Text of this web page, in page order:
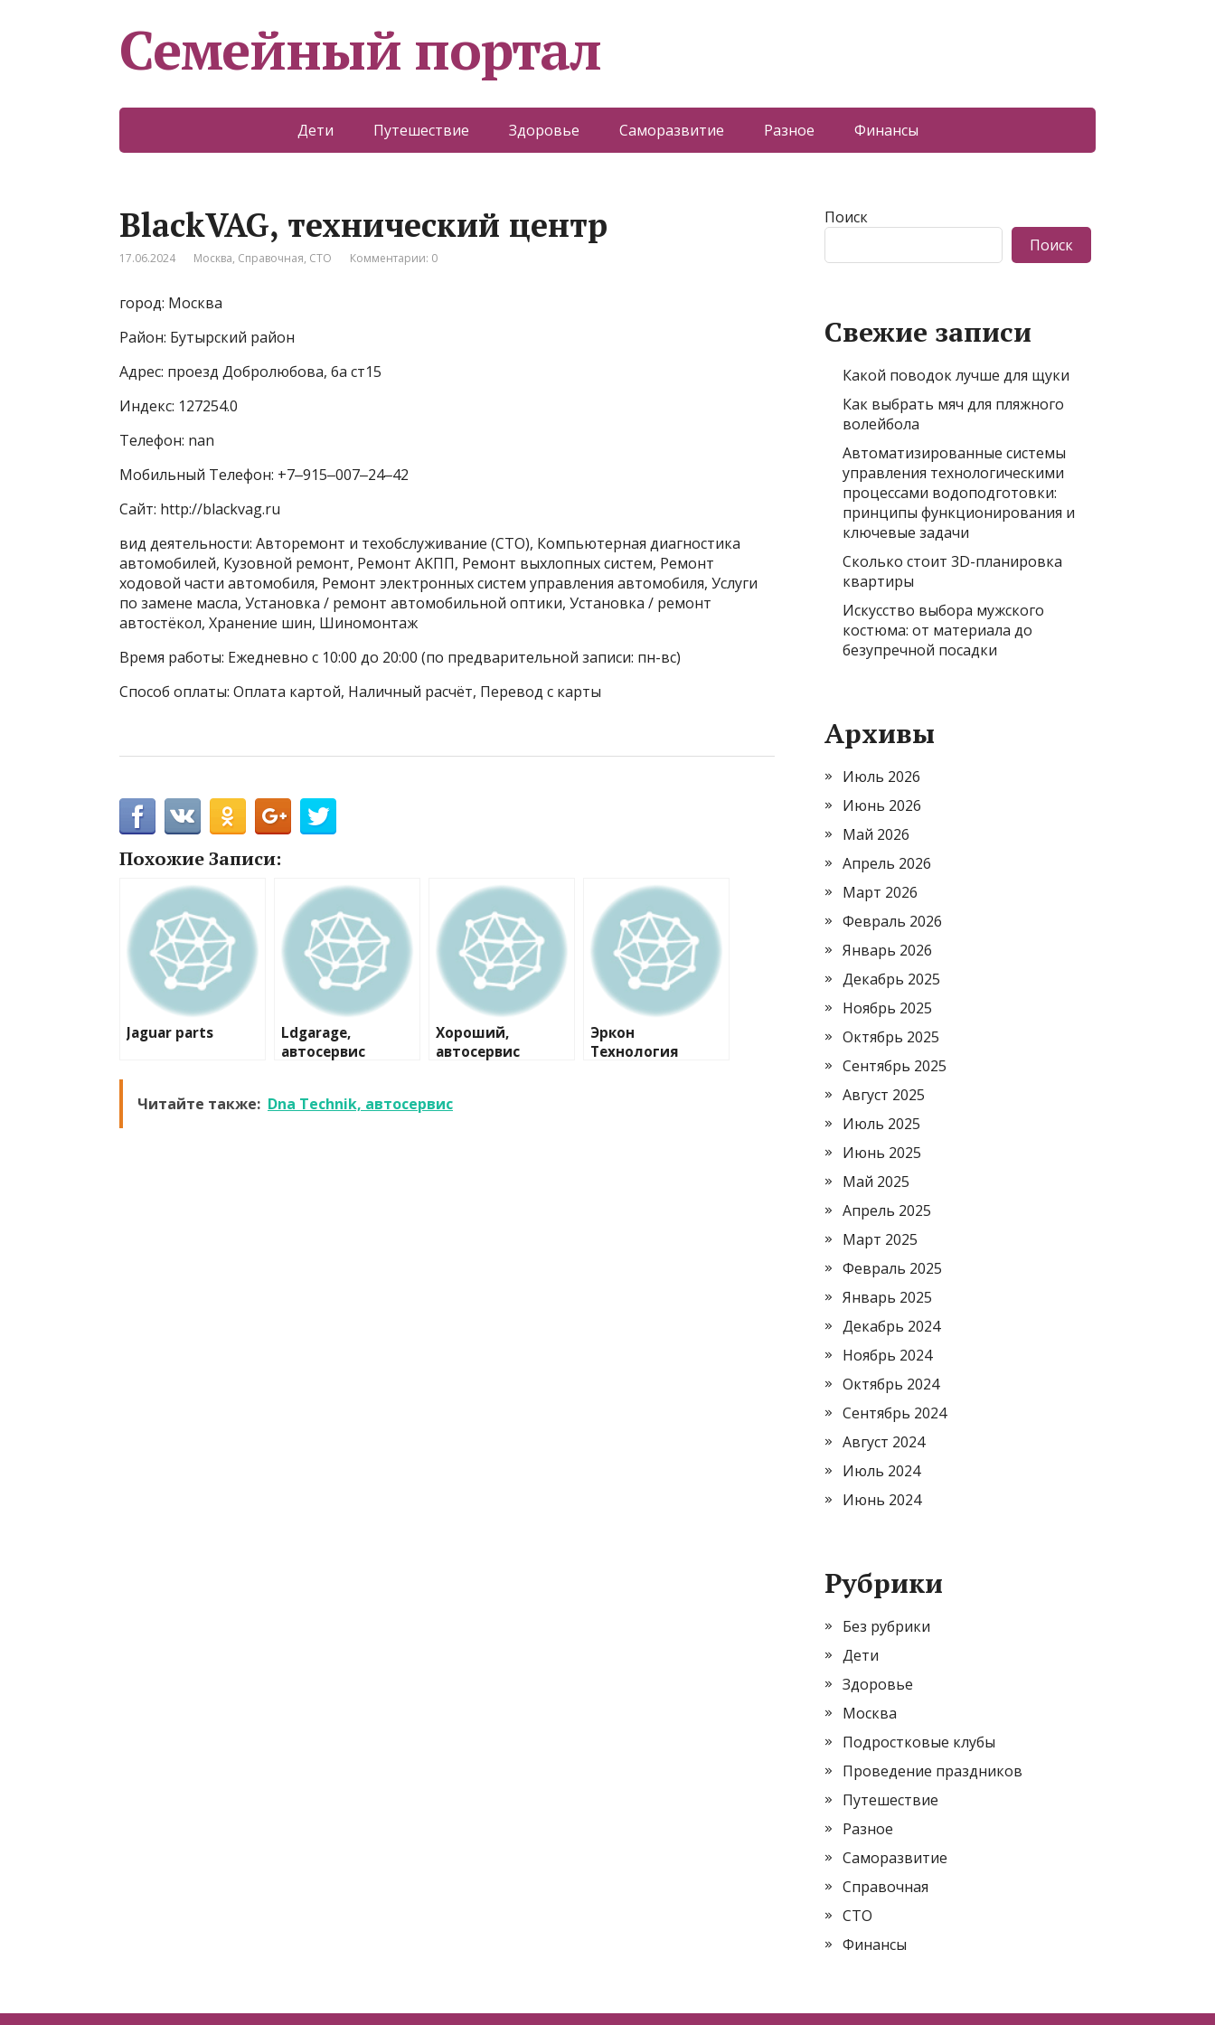
Семейный портал
Дети Путешествие Здоровье Саморазвитие Разное Финансы
BlackVAG, технический центр
17.06.2024 Москва, Справочная, СТО Комментарии: 0
город: Москва
Район: Бутырский район
Адрес: проезд Добролюбова, 6а ст15
Индекс: 127254.0
Телефон: nan
Мобильный Телефон: +7‒915‒007‒24‒42
Сайт: http://blackvag.ru
вид деятельности: Авторемонт и техобслуживание (СТО), Компьютерная диагностика
автомобилей, Кузовной ремонт, Ремонт АКПП, Ремонт выхлопных систем, Ремонт
ходовой части автомобиля, Ремонт электронных систем управления автомобиля, Услуги
по замене масла, Установка / ремонт автомобильной оптики, Установка / ремонт
автостёкол, Хранение шин, Шиномонтаж
Время работы: Ежедневно с 10:00 до 20:00 (по предварительной записи: пн-вс)
Способ оплаты: Оплата картой, Наличный расчёт, Перевод с карты
Похожие Записи:
Jaguar parts
Ldgarage,
автосервис
Хороший,
автосервис
Эркон
Технология
Читайте также: Dna Technik, автосервис
Поиск
Поиск
Свежие записи
Какой поводок лучше для щуки
Как выбрать мяч для пляжного
волейбола
Автоматизированные системы
управления технологическими
процессами водоподготовки:
принципы функционирования и
ключевые задачи
Сколько стоит 3D-планировка
квартиры
Искусство выбора мужского
костюма: от материала до
безупречной посадки
Архивы
Июль 2026
Июнь 2026
Май 2026
Апрель 2026
Март 2026
Февраль 2026
Январь 2026
Декабрь 2025
Ноябрь 2025
Октябрь 2025
Сентябрь 2025
Август 2025
Июль 2025
Июнь 2025
Май 2025
Апрель 2025
Март 2025
Февраль 2025
Январь 2025
Декабрь 2024
Ноябрь 2024
Октябрь 2024
Сентябрь 2024
Август 2024
Июль 2024
Июнь 2024
Рубрики
Без рубрики
Дети
Здоровье
Москва
Подростковые клубы
Проведение праздников
Путешествие
Разное
Саморазвитие
Справочная
СТО
Финансы